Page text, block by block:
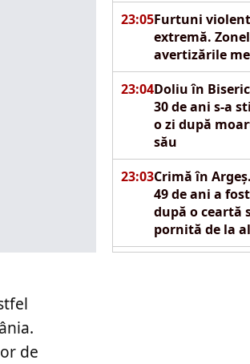
23:05Furtuni
extremă.
avertizările
23:04Doliu în
30 de ani s-a
o zi după
său
23:03Crimă în
49 de ani a
după o ceartă
pornită de la
de